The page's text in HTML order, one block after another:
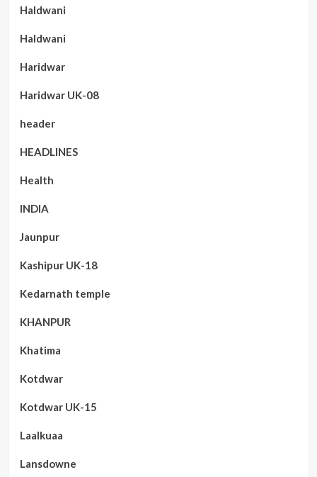
Haldwani
Haldwani
Haridwar
Haridwar UK-08
header
HEADLINES
Health
INDIA
Jaunpur
Kashipur UK-18
Kedarnath temple
KHANPUR
Khatima
Kotdwar
Kotdwar UK-15
Laalkuaa
Lansdowne